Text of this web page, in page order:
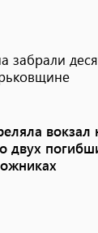
забрали
двух